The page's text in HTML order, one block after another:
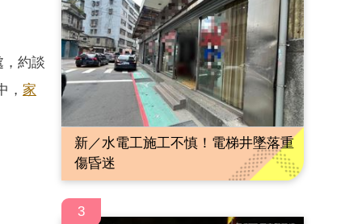
，約談
， 家
新／水電工施工不慎！電梯井墜落重
傷昏迷
3